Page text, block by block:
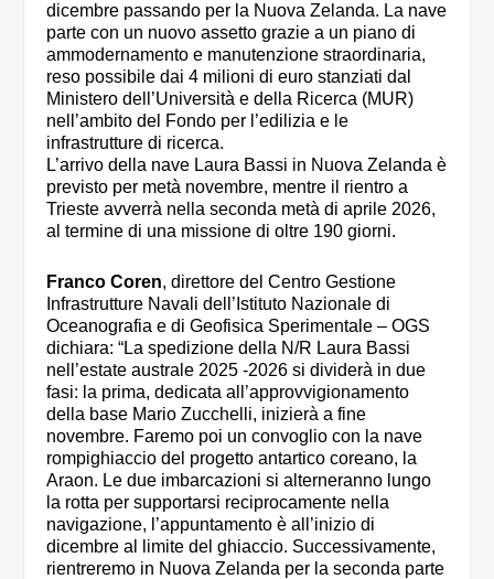
dicembre passando per la Nuova Zelanda. La nave
parte con un nuovo assetto grazie a un piano di
ammodernamento e manutenzione straordinaria,
reso possibile dai 4 milioni di euro stanziati dal
Ministero dell’Università e della Ricerca (MUR)
nell’ambito del Fondo per l’edilizia e le
infrastrutture di ricerca.
L’arrivo della nave Laura Bassi in Nuova Zelanda è
previsto per metà novembre, mentre il rientro a
Trieste avverrà nella seconda metà di aprile 2026,
al termine di una missione di oltre 190 giorni.
Franco Coren, direttore del Centro Gestione
Infrastrutture Navali dell’Istituto Nazionale di
Oceanografia e di Geofisica Sperimentale – OGS
dichiara: “La spedizione della N/R Laura Bassi
nell’estate australe 2025 -2026 si dividerà in due
fasi: la prima, dedicata all’approvvigionamento
della base Mario Zucchelli, inizierà a fine
novembre. Faremo poi un convoglio con la nave
rompighiaccio del progetto antartico coreano, la
Araon. Le due imbarcazioni si alterneranno lungo
la rotta per supportarsi reciprocamente nella
navigazione, l’appuntamento è all’inizio di
dicembre al limite del ghiaccio. Successivamente,
rientreremo in Nuova Zelanda per la seconda parte